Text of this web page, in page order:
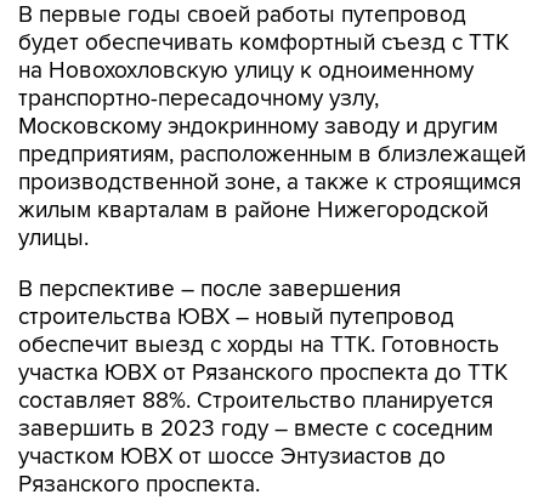
В первые годы своей работы путепровод
будет обеспечивать комфортный съезд с ТТК
на Новохохловскую улицу к одноименному
транспортно-пересадочному узлу,
Московскому эндокринному заводу и другим
предприятиям, расположенным в близлежащей
производственной зоне, а также к строящимся
жилым кварталам в районе Нижегородской
улицы.
В перспективе – после завершения
строительства ЮВХ – новый путепровод
обеспечит выезд с хорды на ТТК. Готовность
участка ЮВХ от Рязанского проспекта до ТТК
составляет 88%. Строительство планируется
завершить в 2023 году – вместе с соседним
участком ЮВХ от шоссе Энтузиастов до
Рязанского проспекта.